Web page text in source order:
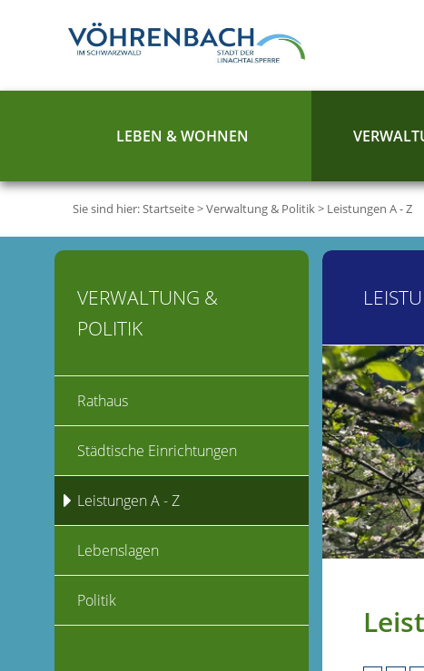
LEBEN & WOHNEN
Sie sind hier:Startseite>Verwaltung & Politik> Leistungen A - Z
VERWALTUNG &
POLITIK
Rathaus
Städtische Einrichtungen
Leistungen A - Z
Lebenslagen
Politik